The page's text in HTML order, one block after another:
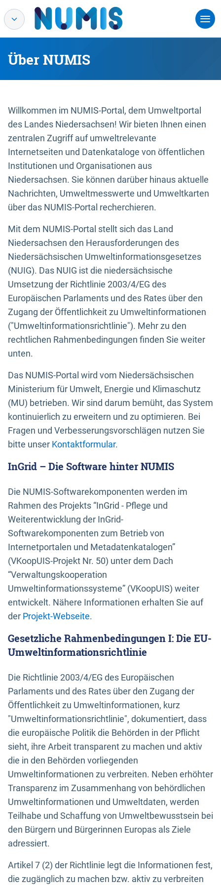
Über NUMIS
Willkommen im NUMIS-Portal, dem Umweltportal
des Landes Niedersachsen! Wir bieten Ihnen einen
zentralen Zugriff auf umweltrelevante
Internetseiten und Datenkataloge von öffentlichen
Institutionen und Organisationen aus
Niedersachsen. Sie können darüber hinaus aktuelle
Nachrichten, Umweltmesswerte und Umweltkarten
über das NUMIS-Portal recherchieren.
Mit dem NUMIS-Portal stellt sich das Land
Niedersachsen den Herausforderungen des
Niedersächsischen Umweltinformationsgesetzes
(NUIG). Das NUIG ist die niedersächsische
Umsetzung der Richtlinie 2003/4/EG des
Europäischen Parlaments und des Rates über den
Zugang der Öffentlichkeit zu Umweltinformationen
("Umweltinformationsrichtlinie"). Mehr zu den
rechtlichen Rahmenbedingungen finden Sie weiter
unten.
Das NUMIS-Portal wird vom Niedersächsischen
Ministerium für Umwelt, Energie und Klimaschutz
(MU) betrieben. Wir sind darum bemüht, das System
kontinuierlich zu erweitern und zu optimieren. Bei
Fragen und Verbesserungsvorschlägen nutzen Sie
bitte unser Kontaktformular.
InGrid – Die Software hinter NUMIS
Die NUMIS-Softwarekomponenten werden im
Rahmen des Projekts “InGrid - Pflege und
Weiterentwicklung der InGrid-
Softwarekomponenten zum Betrieb von
Internetportalen und Metadatenkatalogen”
(VKoopUIS-Projekt Nr. 50) unter dem Dach
“Verwaltungskooperation
Umweltinformationssysteme” (VKoopUIS) weiter
entwickelt. Nähere Informationen erhalten Sie auf
der Projekt-Webseite.
Gesetzliche Rahmenbedingungen I: Die EU-
Umweltinformationsrichtlinie
Die Richtlinie 2003/4/EG des Europäischen
Parlaments und des Rates über den Zugang der
Öffentlichkeit zu Umweltinformationen, kurz
"Umweltinformationsrichtlinie", dokumentiert, dass
die europäische Politik die Behörden in der Pflicht
sieht, ihre Arbeit transparent zu machen und aktiv
die in den Behörden vorliegenden
Umweltinformationen zu verbreiten. Neben erhöhter
Transparenz im Zusammenhang von behördlichen
Umweltinformationen und Umweltdaten, werden
Teilhabe und Schaffung von Umweltbewusstsein bei
den Bürgern und Bürgerinnen Europas als Ziele
adressiert.
Artikel 7 (2) der Richtlinie legt die Informationen fest,
die zugänglich zu machen bzw. aktiv zu verbreiten